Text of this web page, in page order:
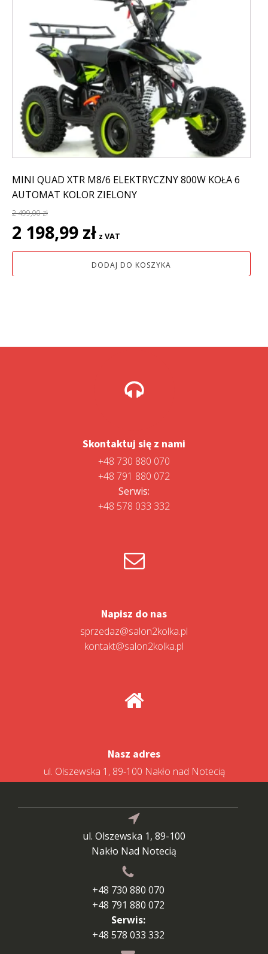
MINI QUAD XTR M8/6 ELEKTRYCZNY 800W KOŁA 6
AUTOMAT KOLOR ZIELONY
2 499,00zł
Pierwotna
cena
wynosiła:
2 198,99 zł cena
wynosi:
2
z VAT
DODAJ DO KOSZYKA
Skontaktuj się z nami
+48 730 880 070
+48 791 880 072
Serwis:
+48 578 033 332
Napisz do nas
sprzedaz@salon2kolka.pl
kontakt@salon2kolka.pl
Nasz adres
ul. Olszewska 1, 89-100 Nakło nad Notecią
ul. Olszewska 1, 89-100
Nakło Nad Notecią
+48 730 880 070
+48 791 880 072
Serwis:
+48 578 033 332